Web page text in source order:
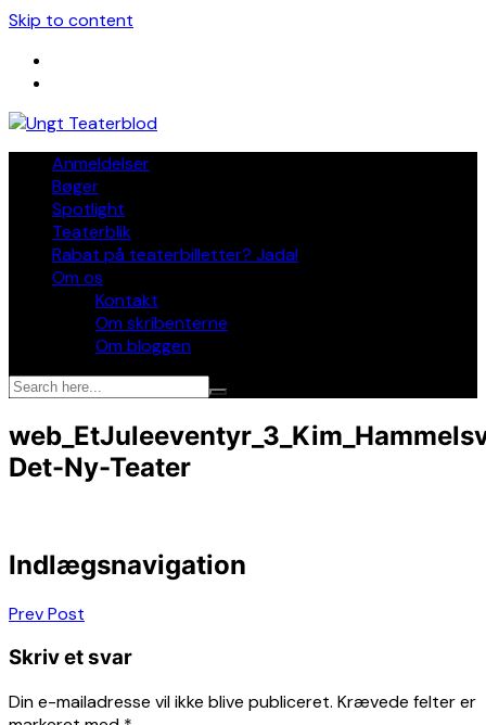
Skip to content
Anmeldelser
Bøger
Spotlight
Teaterblik
Rabat på teaterbilletter? Jada!
Om os
Kontakt
Om skribenterne
Om bloggen
Det-Ny-Teater
Indlægsnavigation
Prev Post
Skriv et svar
Din e-mailadresse vil ikke blive publiceret. Krævede felter er